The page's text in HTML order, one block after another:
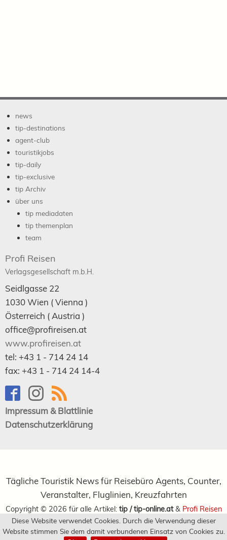
Diese Website verwendet Cookies. Durch die Verwendung dieser
Website stimmen Sie dem damit verbundenen Einsatz von Cookies zu.
news
tip-destinations
agent-club
touristikjobs
tip-daily
tip-exclusive
tip Archiv
über uns
tip mediadaten
tip themenplan
team
Profi Reisen
Verlagsgesellschaft m.b.H.
Seidlgasse 22
1030Wien ( Vienna )
Österreich ( Austria )
office@profireisen.at
www.profireisen.at
tel: +43 1 - 714 24 14
fax: +43 1 - 714 24 14-4
Impressum & Blattlinie
Datenschutzerklärung
Tägliche Touristik News für Reisebüro Agents, Counter,
Veranstalter, Fluglinien, Kreuzfahrten
Copyright © 2026 für alle Artikel: tip / tip-online.at& Profi Reisen
Verlagsgesellschaft m.b.H.